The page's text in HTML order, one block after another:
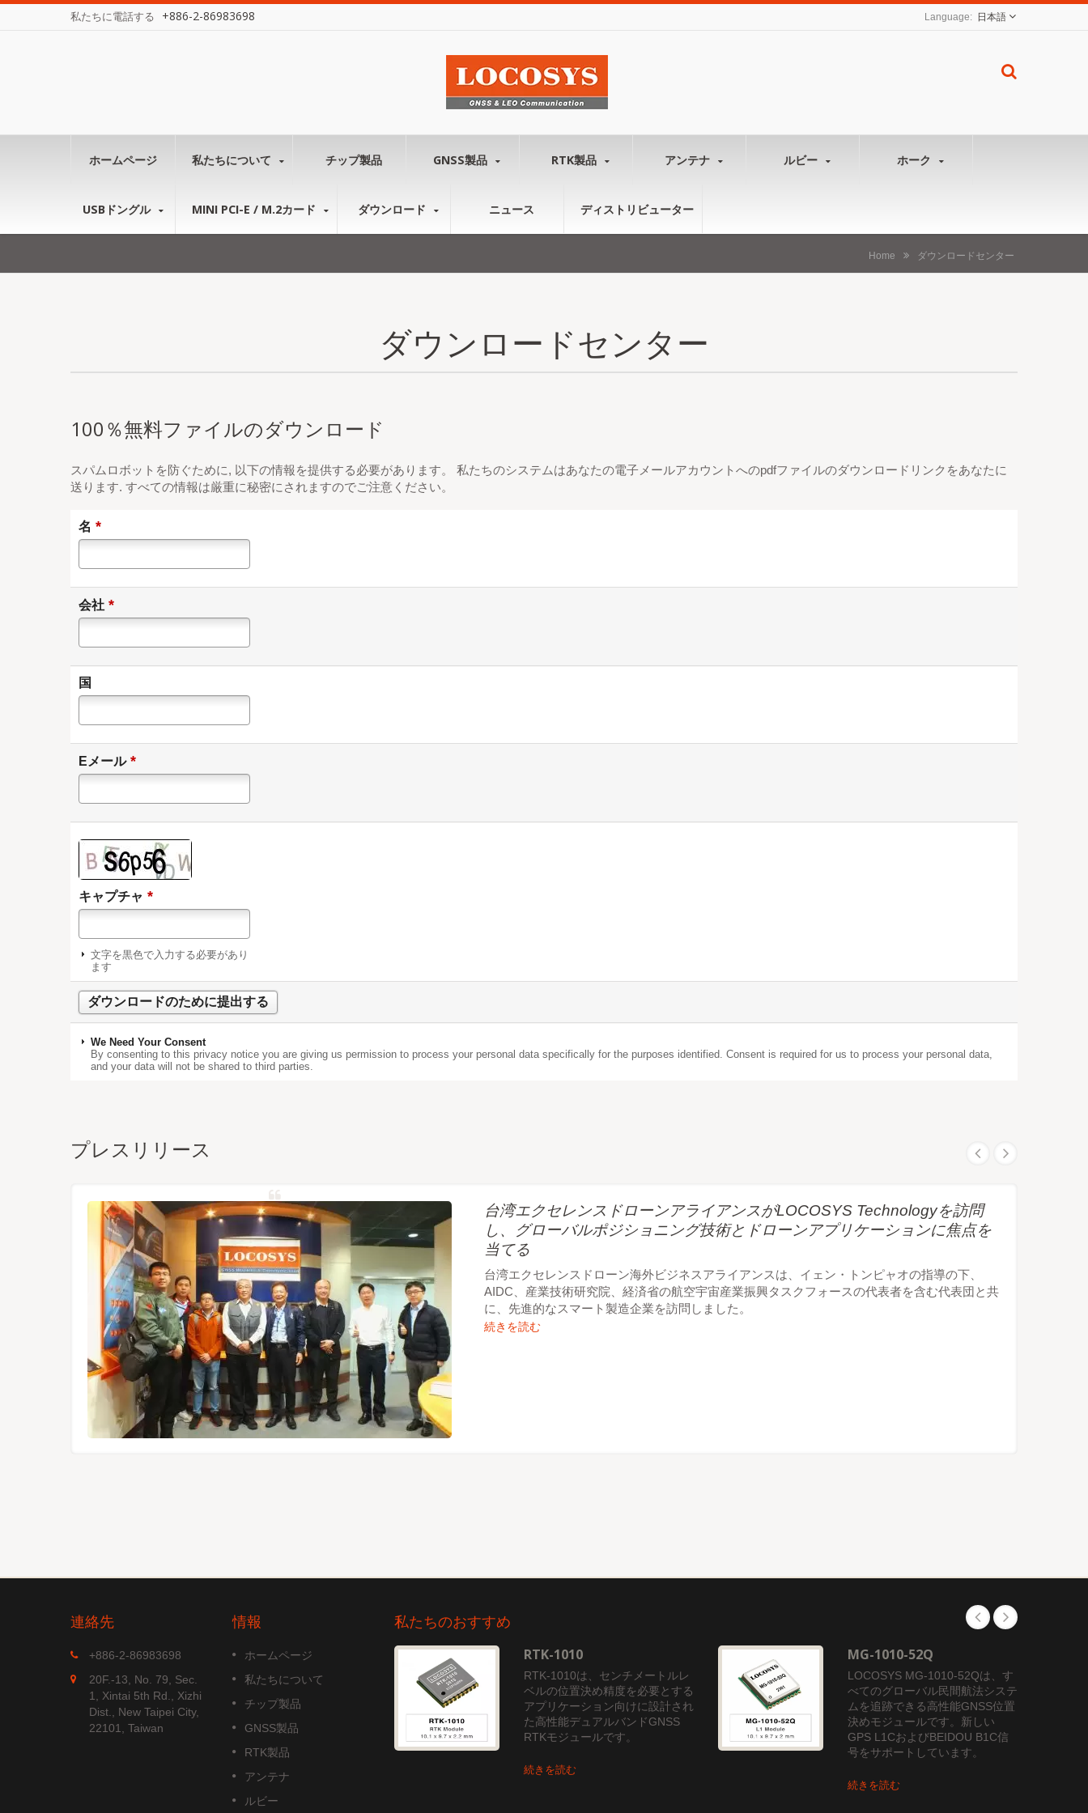
私たちに電話する +886-2-86983698 日本語
ホームページ 私たちについて チップ製品 GNSS製品 RTK製品 アンテナ ルビー ホーク
USBドングル MINI PCI-E / M.2カード ダウンロード ニュース ディストリビューター
Home ダウンロードセンター
ダウンロードセンター
100％無料ファイルのダウンロード
スパムロボットを防ぐために, 以下の情報を提供する必要があります。 私たちのシステムはあなたの電子メールアカウントへのpdfファイルのダウンロードリンクをあなたに
送ります. すべての情報は厳重に秘密にされますのでご注意ください。
名 *
会社 *
国
Eメール *
キャプチャ *
文字を黒色で入力する必要があり
ます
We Need Your Consent
By consenting to this privacy notice you are giving us permission to process your personal data specifically for the purposes identified. Consent is required for us to process your personal data,
and your data will not be shared to third parties.
プレスリリース
台湾エクセレンスドローンアライアンスがLOCOSYS Technologyを訪問
し、グローバルポジショニング技術とドローンアプリケーションに焦点を
当てる
台湾エクセレンスドローン海外ビジネスアライアンスは、イェン・トンピャオの指導の下、
AIDC、産業技術研究院、経済省の航空宇宙産業振興タスクフォースの代表者を含む代表団と共
に、先進的なスマート製造企業を訪問しました。
続きを読む
連絡先
+886-2-86983698
20F.-13, No. 79, Sec.
1, Xintai 5th Rd., Xizhi
Dist., New Taipei City,
22101, Taiwan
情報
ホームページ
私たちについて
チップ製品
GNSS製品
RTK製品
アンテナ
ルビー
私たちのおすすめ
MGS-1513-52Q
MGS-1513-52Qは、埋め込み型
パッチアンテナとGNSS受信回路
を含む完全なスタンドアロンのマ
ルチ周波数GNSSスマートアンテ
ナモジュールで、Airoha...
続きを読む
RTK-1010
RTK-1010は、センチメートルレ
ベルの位置決め精度を必要とする
アプリケーション向けに設計され
た高性能デュアルバンドGNSS
RTKモジュールです。
続きを読む
MG-1010-52Q
LOCOSYS MG-1010-52Qは、す
べてのグローバル民間航法システ
ムを追跡できる高性能GNSS位置
決めモジュールです。新しい
GPS L1CおよびBEIDOU B1C信
号をサポートしています。
続きを読む